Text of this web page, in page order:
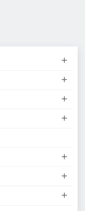






